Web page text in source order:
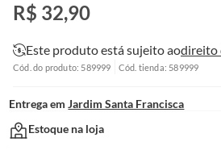
R$ 32,90
Este produto está sujeito aodireito
Cód. do produto: 589999 Cód. tienda: 589999
Entrega em Jardim Santa Francisca
Estoque na loja